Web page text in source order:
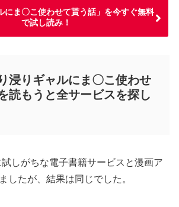
にま〇こ使わせて貰う話」を今すぐ無料
で試し読み！
浸りギャルにま〇こ使わせ
読もうと全サービスを探し
しがちな電子書籍サービスと漫画ア
したが、結果は同じでした。